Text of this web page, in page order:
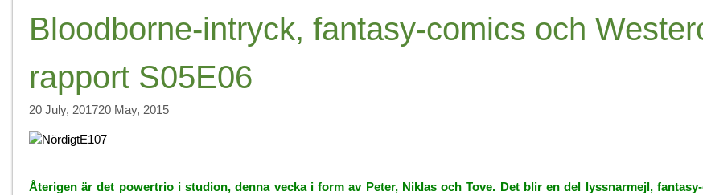
Bloodborne-intryck, fantasy-comics och
rapport S05E06
20 July, 201720 May, 2015
Återigen är det powertrio i studion, denna vecka i form av Peter, Niklas och Tove. Det blir en del lyssnarmejl,